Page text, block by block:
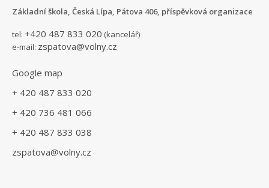
Základní škola, Česká Lípa, Pátova 406, příspěvková organizace
tel: +420 487 833 020 (kancelář)
e-mail: zspatova@volny.cz
Google map
+ 420 487 833 020
+ 420 736 481 066
+ 420 487 833 038
zspatova@volny.cz